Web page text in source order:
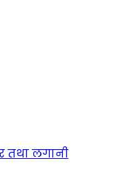
तथा लगानी